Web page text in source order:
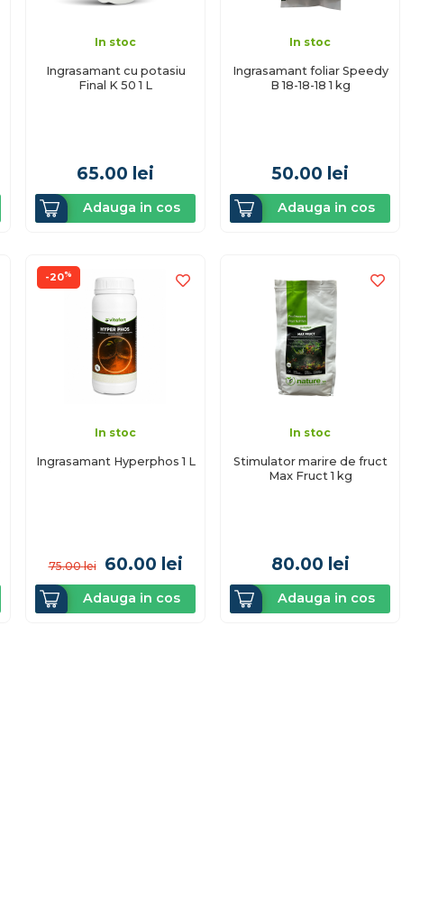
In stoc
Ingrasamant cu potasiu
Final K 50 1 L
65.00 lei
Adauga in cos
In stoc
Ingrasamant foliar Speedy
B 18-18-18 1 kg
50.00 lei
Adauga in cos
-20%
In stoc
Ingrasamant Hyperphos 1 L
75.00 lei 60.00 lei
Adauga in cos
In stoc
Stimulator marire de fruct
Max Fruct 1 kg
80.00 lei
Adauga in cos